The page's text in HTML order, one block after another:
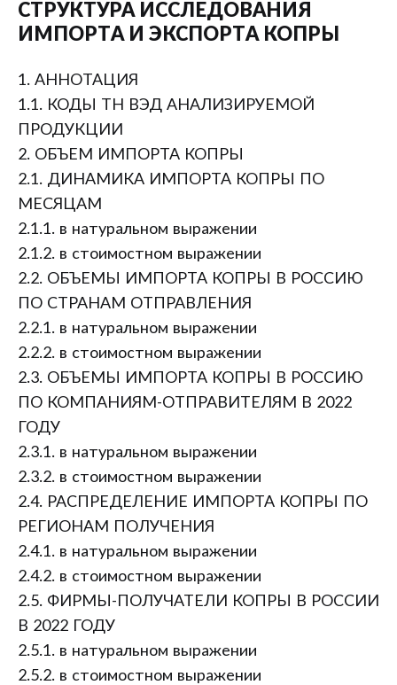
СТРУКТУРА ИССЛЕДОВАНИЯ
ИМПОРТА И ЭКСПОРТА КОПРЫ
1. АННОТАЦИЯ
1.1. КОДЫ ТН ВЭД АНАЛИЗИРУЕМОЙ
ПРОДУКЦИИ
2. ОБЪЕМ ИМПОРТА КОПРЫ
2.1. ДИНАМИКА ИМПОРТА КОПРЫ ПО
МЕСЯЦАМ
2.1.1. в натуральном выражении
2.1.2. в стоимостном выражении
2.2. ОБЪЕМЫ ИМПОРТА КОПРЫ В РОССИЮ
ПО СТРАНАМ ОТПРАВЛЕНИЯ
2.2.1. в натуральном выражении
2.2.2. в стоимостном выражении
2.3. ОБЪЕМЫ ИМПОРТА КОПРЫ В РОССИЮ
ПО КОМПАНИЯМ-ОТПРАВИТЕЛЯМ В 2022
ГОДУ
2.3.1. в натуральном выражении
2.3.2. в стоимостном выражении
2.4. РАСПРЕДЕЛЕНИЕ ИМПОРТА КОПРЫ ПО
РЕГИОНАМ ПОЛУЧЕНИЯ
2.4.1. в натуральном выражении
2.4.2. в стоимостном выражении
2.5. ФИРМЫ-ПОЛУЧАТЕЛИ КОПРЫ В РОССИИ
В 2022 ГОДУ
2.5.1. в натуральном выражении
2.5.2. в стоимостном выражении